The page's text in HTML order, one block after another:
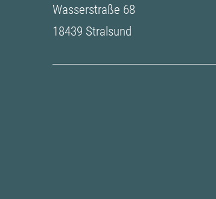
Wasserstraße 68
18439 Stralsund